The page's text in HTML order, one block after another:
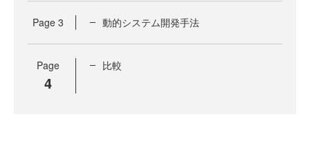
Page 3 動的システム開発手法
Page
4
比較